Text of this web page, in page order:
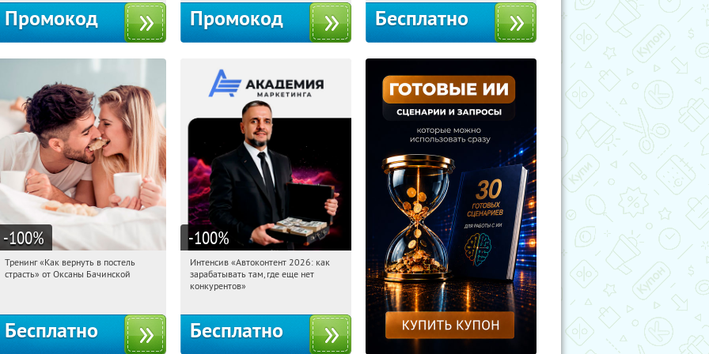
Промокод Промокод Бесплатно
-100%
06:25:53 Получили:
Тренинг «Как вернуть в постель
страсть» от Оксаны Бачинской
Бесплатно
-100%
06:25:53 Получили:
Россия
Интенсив «Автоконтент 2026: как
зарабатывать там, где еще нет
конкурентов»
Бесплатно